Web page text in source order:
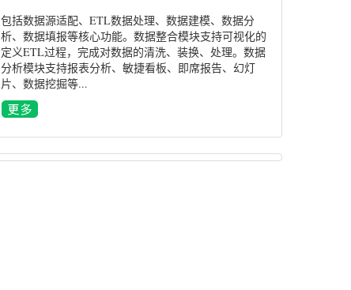
包括数据源适配、ETL数据处理、数据建模、数据分
析、数据填报等核心功能。数据整合模块支持可视化的
定义ETL过程，完成对数据的清洗、装换、处理。数据
分析模块支持报表分析、敏捷看板、即席报告、幻灯
片、数据挖掘等...